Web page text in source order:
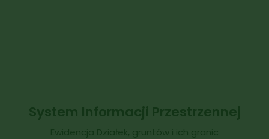
System Informacji Przestrzennej
Ewidencja Działek, gruntów i ich granic